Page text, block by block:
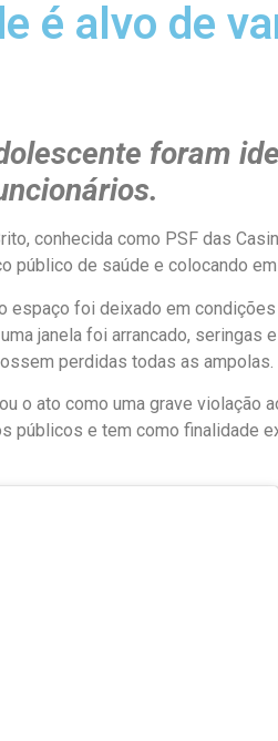
é alvo de
foram
conhecida como PSF das
público de saúde e colocando
espaço foi deixado em
janela foi arrancado,
perdidas todas as ampolas.
o ato como uma grave
públicos e tem como finalidade